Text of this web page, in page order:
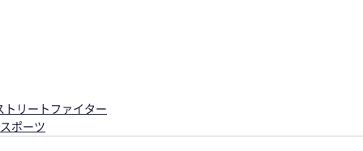
トリートファイター
ポーツ